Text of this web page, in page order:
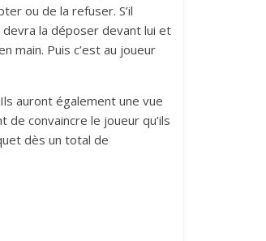
ou de la refuser. S’il
devra la déposer devant lui et
main. Puis c’est au joueur
auront également une vue
de convaincre le joueur qu’ils
dès un total de